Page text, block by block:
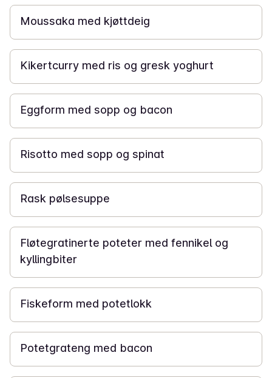
Moussaka med kjøttdeig
30 min
Kikertcurry med ris og gresk yoghurt
45 min
Eggform med sopp og bacon
30 min
Risotto med sopp og spinat
15 min
Rask pølsesuppe
50 min
Fløtegratinerte poteter med fennikel og
kyllingbiter
1 t
Fiskeform med potetlokk
1 t
Potetgrateng med bacon
30 min